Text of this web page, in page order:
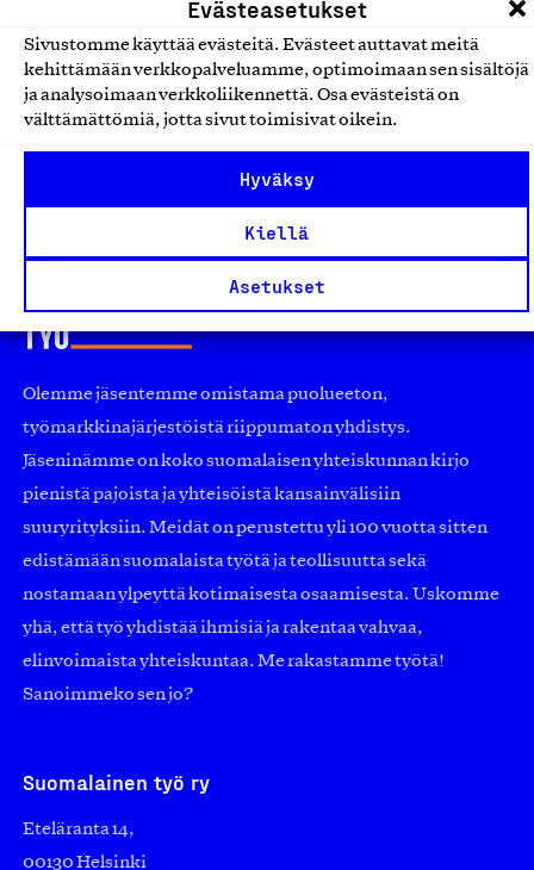
Evästeasetukset
Sivustomme käyttää evästeitä. Evästeet auttavat meitä
kehittämään verkkopalveluamme, optimoimaan sen sisältöjä
ja analysoimaan verkkoliikennettä. Osa evästeistä on
välttämättömiä, jotta sivut toimisivat oikein.
Hyväksy
Kiellä
Asetukset
Apetit Kotelokeitot
Apetit Ruoka Oy, Tuote
Valmisruoat
Olemme jäsentemme omistama puolueeton,
työmarkkinajärjestöistä riippumaton yhdistys.
Jäseninämme on koko suomalaisen yhteiskunnan kirjo
pienistä pajoista ja yhteisöistä kansainvälisiin
suuryrityksiin. Meidät on perustettu yli 100 vuotta sitten
edistämään suomalaista työtä ja teollisuutta sekä
nostamaan ylpeyttä kotimaisesta osaamisesta. Uskomme
yhä, että työ yhdistää ihmisiä ja rakentaa vahvaa,
elinvoimaista yhteiskuntaa. Me rakastamme työtä!
Sanoimmeko sen jo?
Suomalainen työ ry
Eteläranta 14,
00130 Helsinki